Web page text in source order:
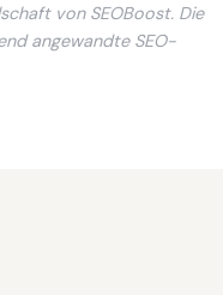
von SEOBoost. Die
angewandte SEO-